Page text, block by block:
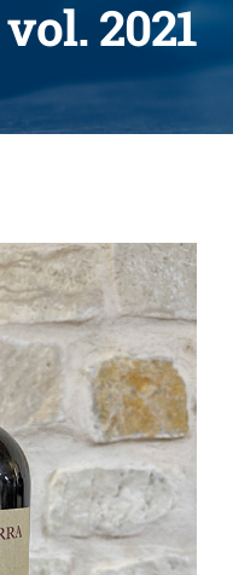
vol. 2021